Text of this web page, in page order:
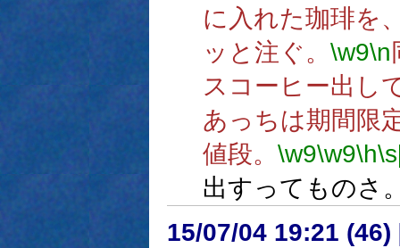
に入れた珈琲を
ッと注ぐ。 \w9\n
スコーヒー出し
あっちは期間限
値段。 \w9\w9\h
出すってものさ
15/07/04 19:21 (46)